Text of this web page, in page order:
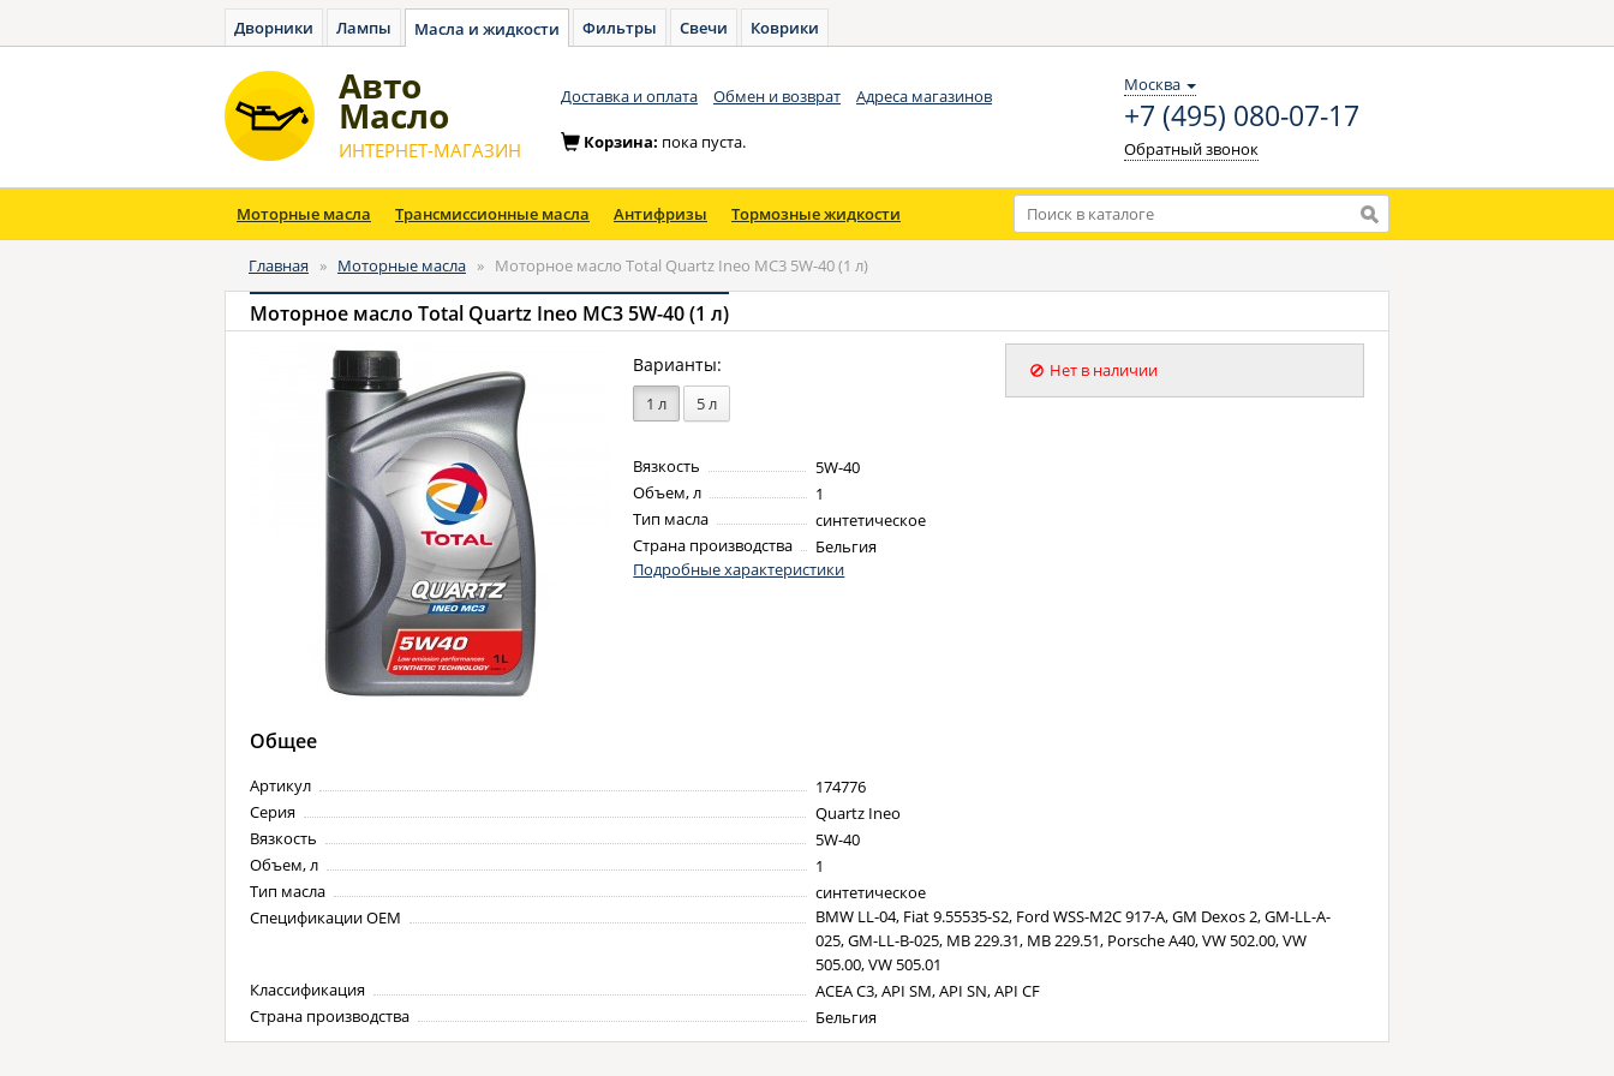
Дворники Лампы Масла и жидкости Фильтры Свечи Коврики
Авто
Масло
ИНТЕРНЕТ-МАГАЗИН
Доставка и оплата Обмен и возврат Адреса магазинов
Москва
+7 (495) 080-07-17
Обратный звонок
Корзина: пока пуста.
Моторные масла Трансмиссионные масла Антифризы Тормозные жидкости
Главная » Моторные масла » Моторное масло Total Quartz Ineo MC3 5W-40 (1 л)
Моторное масло Total Quartz Ineo MC3 5W-40 (1 л)
Варианты:
1 л 5 л
Вязкость
5W-40
Объем, л
1
Тип масла
синтетическое
Страна производства
Бельгия
Подробные характеристики
Нет в наличии
Общее
Артикул
174776
Серия
Quartz Ineo
Вязкость
5W-40
Объем, л
1
Тип масла
синтетическое
Спецификации OEM
BMW LL-04, Fiat 9.55535-S2, Ford WSS-M2C 917-A, GM Dexos 2, GM-LL-A-
025, GM-LL-B-025, MB 229.31, MB 229.51, Porsche A40, VW 502.00, VW
505.00, VW 505.01
Классификация
ACEA C3, API SM, API SN, API CF
Страна производства
Бельгия